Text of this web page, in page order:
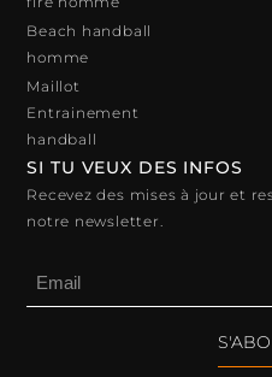
Beach handball
homme
Maillot
Entrainement
handball
SI TU VEUX DES INFOS
Recevez des mises à jour et
notre newsletter.